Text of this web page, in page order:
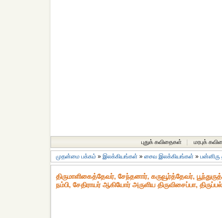
புதுக் கவிதைகள் மரபுக்
முதன்மை பக்கம் » இலக்கியங்கள் » சைவ இலக்கியங்கள் » பன்னிரு
திருமாளிகைத்தேவர், சேந்தனார், கருவூர்த்தேவர்,
நம்பி, சேதிராயர் ஆகியோர் அருளிய திருவிசைப்பா,